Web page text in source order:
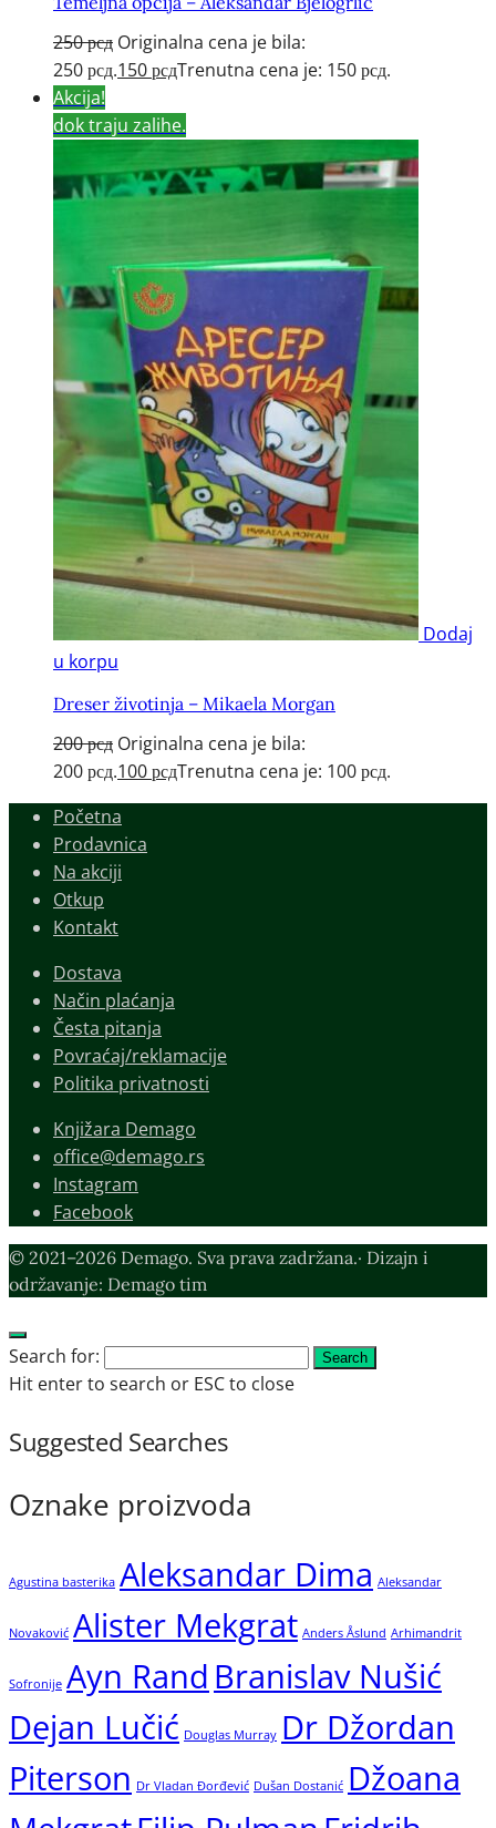
250рсд Originalna cena je bila:
250 рсд.150рсдTrenutna cena je: 150 рсд.
Akcija!
dok traju zalihe.
Dodaj
u korpu
Dreser životinja – Mikaela Morgan
200рсд Originalna cena je bila:
200 рсд.100рсдTrenutna cena je: 100 рсд.
Početna
Prodavnica
Na akciji
Otkup
Kontakt
Dostava
Način plaćanja
Česta pitanja
Povraćaj/reklamacije
Politika privatnosti
Knjižara Demago
office@demago.rs
Instagram
Facebook
© 2021–2026 Demago. Sva prava zadržana.· Dizajn i
održavanje: Demago tim
Search for: Search
Hit enter to search or ESC to close
Suggested Searches
Oznake proizvoda
Agustina basterika Aleksandar Dima Aleksandar
Novaković Alister Mekgrat Anders Åslund Arhimandrit
Sofronije Ayn Rand Branislav Nušić
Dejan Lučić Douglas Murray Dr Džordan
Piterson Dr Vladan Đorđević Dušan Dostanić Džoana